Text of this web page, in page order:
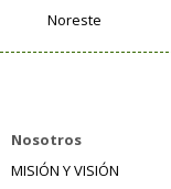
Noreste
Nosotros
MISIÓN Y VISIÓN